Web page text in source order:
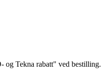
og Tekna rabatt" ved bestilling.